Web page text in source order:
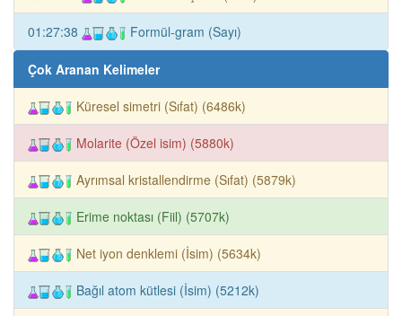
01:27:38 Formül-gram (Sayı)
Çok Aranan Kelimeler
Küresel simetri (Sıfat) (6486k)
Molarite (Özel isim) (5880k)
Ayrımsal kristallendirme (Sıfat) (5879k)
Erime noktası (Fiil) (5707k)
Net iyon denklemi (İsim) (5634k)
Bağıl atom kütlesi (İsim) (5212k)